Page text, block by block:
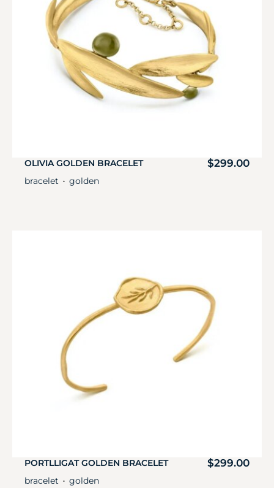
OLIVIA GOLDEN BRACELET $299.00
bracelet ・ golden
PORTLLIGAT GOLDEN BRACELET $299.00
bracelet ・ golden